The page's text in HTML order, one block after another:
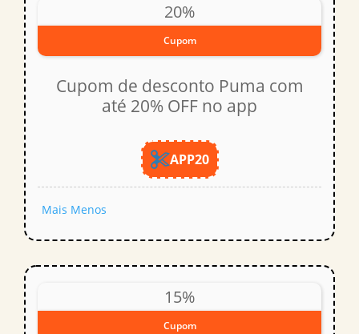
20%
Cupom
Cupom de desconto Puma com
até 20% OFF no app
APP20
Mais Menos
15%
Cupom